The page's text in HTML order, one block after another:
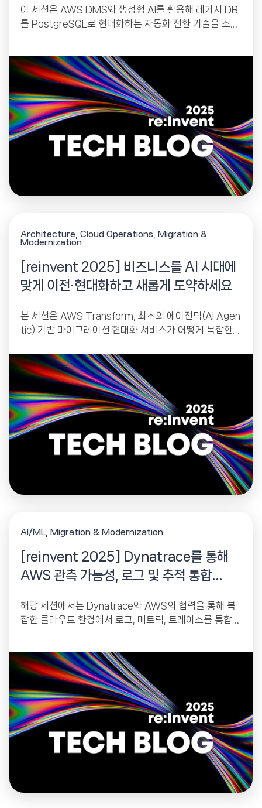
이 세션은 AWS DMS와 생성형 AI를 활용해 레거시 DB
를 PostgreSQL로 현대화하는 자동화 전환 기술을 소개
Architecture Cloud Operations
Migration &
Modernization
[reinvent 2025] 비즈니스를 AI 시대에
맞게 이전·현대화하고 새롭게 도약하세요
본 세션은 AWS Transform, 최초의 에이전틱(AI Agen
tic) 기반 마이그레이션·현대화 서비스가 어떻게 복잡한
애플리케이션)을 자동화하고...
AI/ML Migration & Modernization
[reinvent 2025] Dynatrace를 통해
AWS 관측 가능성, 로그 및 추적 통합
해당 세션에서는 Dynatrace와 AWS의 협력을 통해 복
잡한 클라우드 환경에서 로그, 메트릭, 트레이스를 통합하